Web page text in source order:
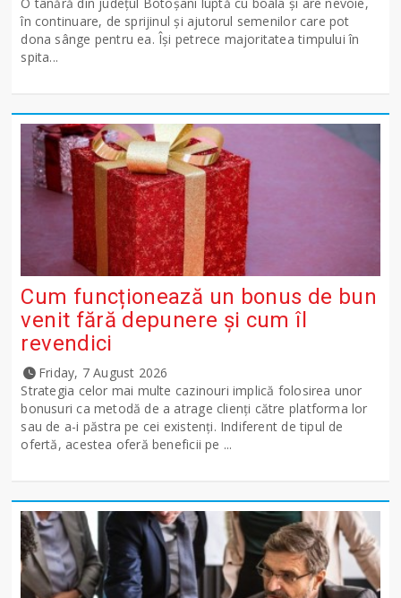
în continuare, de sprijinul și ajutorul semenilor care pot
dona sânge pentru ea. Își petrece majoritatea timpului în
spita...
Cum funcționează un bonus de bun
venit fără depunere și cum îl
revendici
Friday, 7 August 2026
Strategia celor mai multe cazinouri implică folosirea unor
bonusuri ca metodă de a atrage clienți către platforma lor
sau de a-i păstra pe cei existenți. Indiferent de tipul de
ofertă, acestea oferă beneficii pe ...